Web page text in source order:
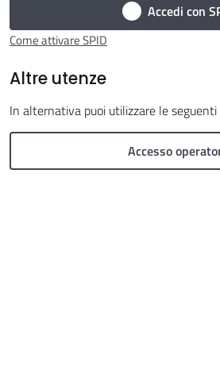
Argomenti
Accedi con
Come attivare SPID
Altre utenze
In alternativa puoi utilizzare le
Accesso